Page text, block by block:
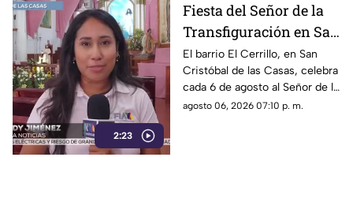
2:23
Fiesta del Señor de la
Transfiguración en San
Cristóbal de las Casas:
Tradición y fe en El
Cerrillo
El barrio El Cerrillo, en San
Cristóbal de las Casas, celebra
cada 6 de agosto al Señor de la
Transfiguración con misas,
agosto 06, 2026 07:10 p. m.